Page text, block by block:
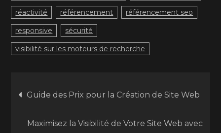
réactivité référencement référencement seo
responsive sécurité
visibilité sur les moteurs de recherche
Navigation
de
Guide des Prix pour la Création de Site Web
Maximisez la Visibilité de Votre Site Web avec